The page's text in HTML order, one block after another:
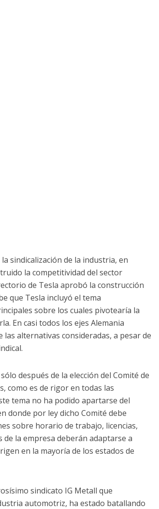
sindicalización de la industria, en
la competitividad del sector
de Tesla aprobó la construcción
que Tesla incluyó el tema
sobre los cuales pivotearía la
En casi todos los ejes Alemania
alternativas consideradas, a pesar de
después de la elección del Comité de
como es de rigor en todas las
tema no ha podido apartarse del
donde por ley dicho Comité debe
sobre horario de trabajo, licencias,
de la empresa deberán adaptarse a
en la mayoría de los estados de
sindicato IG Metall que
automotriz, ha estado batallando